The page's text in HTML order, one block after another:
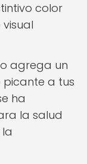
color
agrega un
a tus
ha
la salud